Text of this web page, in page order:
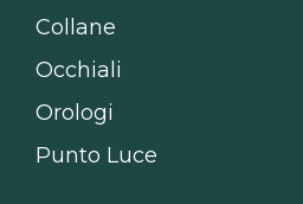
Collane
Occhiali
Orologi
Punto Luce